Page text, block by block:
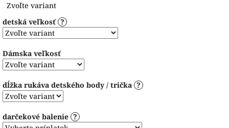
cena:
Zvoľte variant
detská veľkosť ?
Dámska veľkosť
dĺžka rukáva detského body / trička ?
darčekové balenie ?